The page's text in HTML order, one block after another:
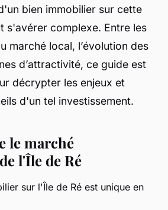
bien immobilier sur cette
s'avérer complexe. Entre les
marché local, l’évolution des
d’attractivité, ce guide est
décrypter les enjeux et
d'un tel investissement.
le marché
l'Île de Ré
sur l'Île de Ré est unique en